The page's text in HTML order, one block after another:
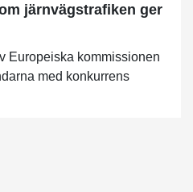
järnvägstrafiken ger
Europeiska kommissionen
med konkurrens